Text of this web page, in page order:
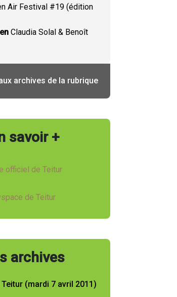
Air Festival #19 (édition
Claudia Solal & Benoît
archives de la rubrique
savoir +
officiel de Teitur
de Teitur
archives
(mardi 7 avril 2011)